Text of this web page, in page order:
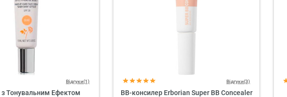
Відгуки(1)
Тонувальним Ефектом
Відгуки(3)
BB-консилер Erborian Super BB Concealer